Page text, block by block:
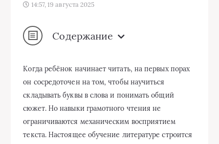
14:57, 19 августа 2025
Содержание
Когда ребёнок начинает читать, на первых порах
он сосредоточен на том, чтобы научиться
складывать буквы в слова и понимать общий
сюжет. Но навыки грамотного чтения не
ограничиваются механическим восприятием
текста. Настоящее обучение литературе строится